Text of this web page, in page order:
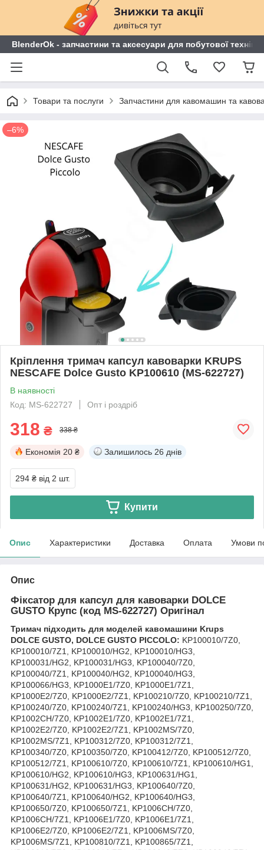
BlenderOk - запчастини та аксесуари для побутової техніки
Товари та послуги Запчастини для кавомашин та
–6%
Кріплення тримач капсул кавоварки KRUPS
NESCAFE Dolce Gusto KP100610 (MS-622727)
В наявності
Код: MS-622727
Опт і роздріб
318 ₴ 338 ₴
Економія 20 ₴ Залишилось 26 днів
294 ₴ від 2 шт.
Купити
Опис Характеристики Доставка Оплата Умови
Опис
Фіксатор для капсул для кавоварки DOLCE
GUSTO Крупс (код MS-622727) Оригінал
Тримач підходить для моделей кавомашини Krups
DOLCE GUSTO, DOLCE GUSTO PICCOLO: KP100010/7Z0,
KP100010/7Z1, KP100010/HG2, KP100010/HG3,
KP100031/HG2, KP100031/HG3, KP100040/7Z0,
KP100040/7Z1, KP100040/HG2, KP100040/HG3,
KP100066/HG3, KP1000E1/7Z0, KP1000E1/7Z1,
KP1000E2/7Z0, KP1000E2/7Z1, KP100210/7Z0, KP100210/7Z1,
KP100240/7Z0, KP100240/7Z1, KP100240/HG3, KP100250/7Z0,
KP1002CH/7Z0, KP1002E1/7Z0, KP1002E1/7Z1,
KP1002E2/7Z0, KP1002E2/7Z1, KP1002MS/7Z0,
KP1002MS/7Z1, KP100312/7Z0, KP100312/7Z1,
KP100340/7Z0, KP100350/7Z0, KP100412/7Z0, KP100512/7Z0,
KP100512/7Z1, KP100610/7Z0, KP100610/7Z1, KP100610/HG1,
KP100610/HG2, KP100610/HG3, KP100631/HG1,
KP100631/HG2, KP100631/HG3, KP100640/7Z0,
KP100640/7Z1, KP100640/HG2, KP100640/HG3,
KP100650/7Z0, KP100650/7Z1, KP1006CH/7Z0,
KP1006CH/7Z1, KP1006E1/7Z0, KP1006E1/7Z1,
KP1006E2/7Z0, KP1006E2/7Z1, KP1006MS/7Z0,
KP1006MS/7Z1, KP100810/7Z1, KP100865/7Z1,